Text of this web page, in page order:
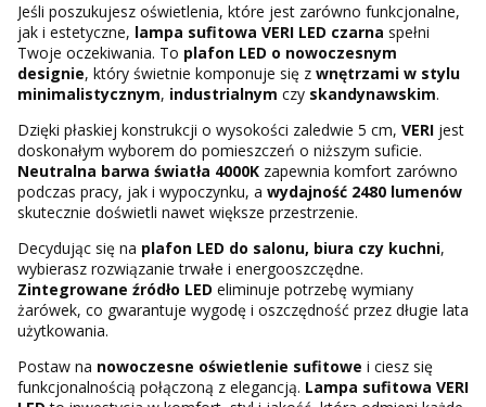
Jeśli poszukujesz oświetlenia, które jest zarówno funkcjonalne,
jak i estetyczne, lampa sufitowa VERI LED czarna spełni
Twoje oczekiwania. To plafon LED o nowoczesnym
designie, który świetnie komponuje się z wnętrzami w stylu
minimalistycznym, industrialnym czy skandynawskim.
Dzięki płaskiej konstrukcji o wysokości zaledwie 5 cm, VERI jest
doskonałym wyborem do pomieszczeń o niższym suficie.
Neutralna barwa światła 4000K zapewnia komfort zarówno
podczas pracy, jak i wypoczynku, a wydajność 2480 lumenów
skutecznie doświetli nawet większe przestrzenie.
Decydując się na plafon LED do salonu, biura czy kuchni,
wybierasz rozwiązanie trwałe i energooszczędne.
Zintegrowane źródło LED eliminuje potrzebę wymiany
żarówek, co gwarantuje wygodę i oszczędność przez długie lata
użytkowania.
Postaw na nowoczesne oświetlenie sufitowe i ciesz się
funkcjonalnością połączoną z elegancją. Lampa sufitowa VERI